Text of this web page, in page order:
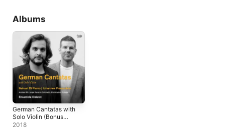
Albums
German Cantatas with
Solo Violin (Bonus
Track Version)
2018